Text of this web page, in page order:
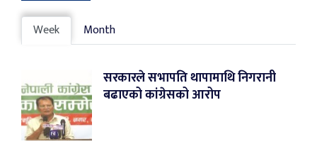
Week Month
सरकारले सभापति थापामाथि निगरानी
बढाएको कांग्रेसको आरोप